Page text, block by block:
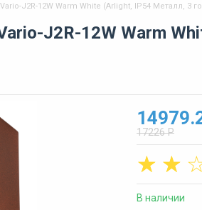
J2R-12W Warm White (Arlight, IP54 Металл, 3
J2R-12W Warm
17226 Р
☆
☆
В наличии